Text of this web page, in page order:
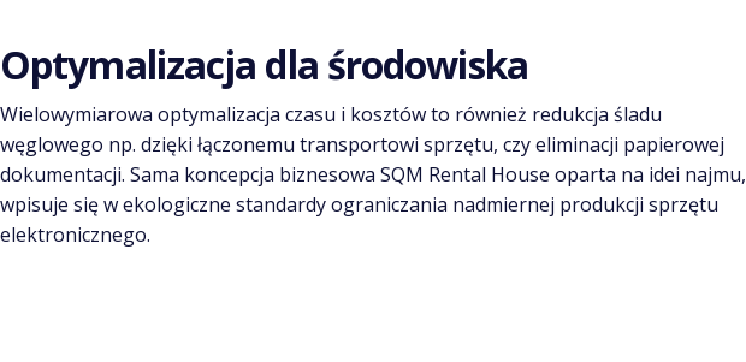
Optymalizacja dla środowiska
Wielowymiarowa optymalizacja czasu i kosztów to również redukcja śladu
węglowego np. dzięki łączonemu transportowi sprzętu, czy eliminacji papierowej
dokumentacji. Sama koncepcja biznesowa SQM Rental House oparta na idei najmu,
wpisuje się w ekologiczne standardy ograniczania nadmiernej produkcji sprzętu
elektronicznego.